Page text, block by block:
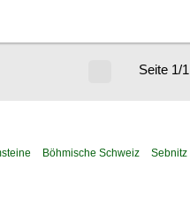
Seite 1/1
Böhmische Schweiz Sebnitz